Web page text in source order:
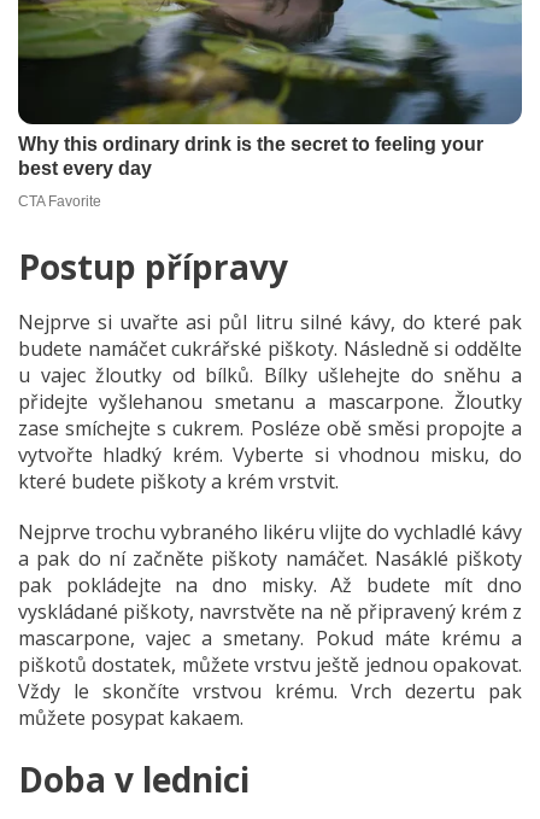
Postup přípravy
Nejprve si uvařte asi půl litru silné kávy, do které pak
budete namáčet cukrářské piškoty. Následně si oddělte
u vajec žloutky od bílků. Bílky ušlehejte do sněhu a
přidejte vyšlehanou smetanu a mascarpone. Žloutky
zase smíchejte s cukrem. Posléze obě směsi propojte a
vytvořte hladký krém. Vyberte si vhodnou misku, do
které budete piškoty a krém vrstvit.
Nejprve trochu vybraného likéru vlijte do vychladlé kávy
a pak do ní začněte piškoty namáčet. Nasáklé piškoty
pak pokládejte na dno misky. Až budete mít dno
vyskládané piškoty, navrstvěte na ně připravený krém z
mascarpone, vajec a smetany. Pokud máte krému a
piškotů dostatek, můžete vrstvu ještě jednou opakovat.
Vždy le skončíte vrstvou krému. Vrch dezertu pak
můžete posypat kakaem.
Doba v lednici